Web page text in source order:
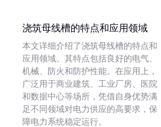
浇筑母线槽的特点和应用领域
本文详细介绍了浇筑母线槽的特点和
应用领域。其特点包括良好的电气、
机械、防火和防护性能。在应用上，
广泛用于商业建筑、工业厂房、医院
和数据中心等场所，凭借自身优势满
足不同领域对电力供应的高要求，保
障电力系统稳定运行。